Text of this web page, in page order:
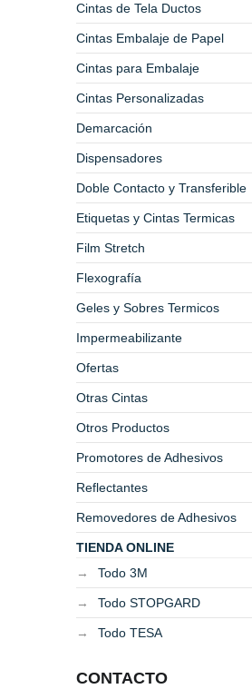
Cintas de Tela Ductos
Cintas Embalaje de Papel
Cintas para Embalaje
Cintas Personalizadas
Demarcación
Dispensadores
Doble Contacto y Transferible
Etiquetas y Cintas Termicas
Film Stretch
Flexografía
Geles y Sobres Termicos
Impermeabilizante
Ofertas
Otras Cintas
Otros Productos
Promotores de Adhesivos
Reflectantes
Removedores de Adhesivos
TIENDA ONLINE
Todo 3M
Todo STOPGARD
Todo TESA
CONTACTO